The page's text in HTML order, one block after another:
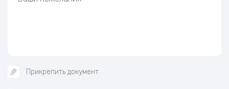
Прикрепить документ